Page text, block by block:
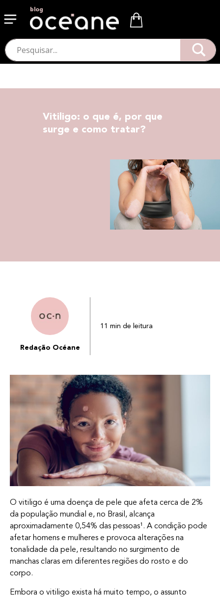
blog
Vitiligo: o que é, por que
surge e como tratar?
Redação Océane
11 min de leitura
O vitiligo é uma doença de pele que afeta cerca de 2%
da população mundial e, no Brasil, alcança
aproximadamente 0,54% das pessoas¹. A condição pode
afetar homens e mulheres e provoca alterações na
tonalidade da pele, resultando no surgimento de
manchas claras em diferentes regiões do rosto e do
corpo.
Embora o vitiligo exista há muito tempo, o assunto